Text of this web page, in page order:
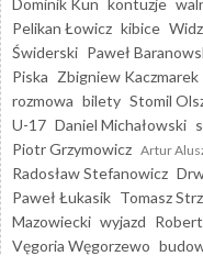
Pelikan Łowicz kibice
Świderski Paweł
Piska Zbigniew Kaczmarek
rozmowa bilety Stomil
U-17 Daniel Michałowski
Piotr Grzymowicz Artur
Radosław Stefanowicz
Paweł Łukasik Tomasz
Mazowiecki wyjazd
Vęgoria Węgorzewo